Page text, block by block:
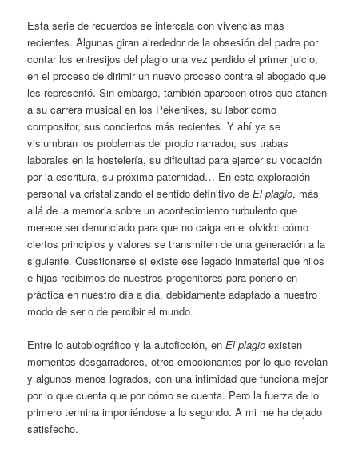
Esta serie de recuerdos se intercala con vivencias más
recientes. Algunas giran alrededor de la obsesión del padre por
contar los entresijos del plagio una vez perdido el primer juicio,
en el proceso de dirimir un nuevo proceso contra el abogado que
les representó. Sin embargo, también aparecen otros que atañen
a su carrera musical en los Pekenikes, su labor como
compositor, sus conciertos más recientes. Y ahí ya se
vislumbran los problemas del propio narrador, sus trabas
laborales en la hostelería, su dificultad para ejercer su vocación
por la escritura, su próxima paternidad… En esta exploración
personal va cristalizando el sentido definitivo deEl plagio, más
allá de la memoria sobre un acontecimiento turbulento que
merece ser denunciado para que no caiga en el olvido: cómo
ciertos principios y valores se transmiten de una generación a la
siguiente. Cuestionarse si existe ese legado inmaterial que hijos
e hijas recibimos de nuestros progenitores para ponerlo en
práctica en nuestro día a día, debidamente adaptado a nuestro
modo de ser o de percibir el mundo.
Entre lo autobiográfico y la autoficción, enEl plagio existen
momentos desgarradores, otros emocionantes por lo que revelan
y algunos menos logrados, con una intimidad que funciona mejor
por lo que cuenta que por cómo se cuenta. Pero la fuerza de lo
primero termina imponiéndose a lo segundo. A mi me ha dejado
satisfecho.